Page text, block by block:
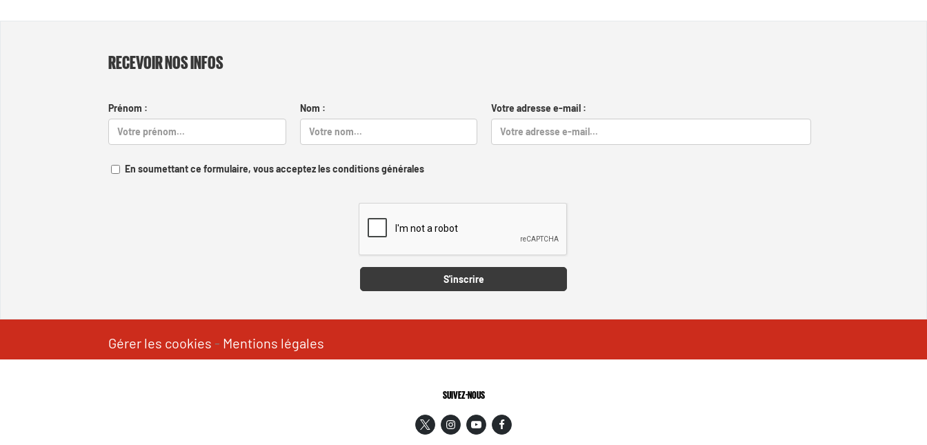
RECEVOIR NOS INFOS
Prénom : Nom : Votre adresse e-mail :
En soumettant ce formulaire, vous acceptez les conditions générales
S'inscrire
Gérer les cookies - Mentions légales
SUIVEZ-NOUS